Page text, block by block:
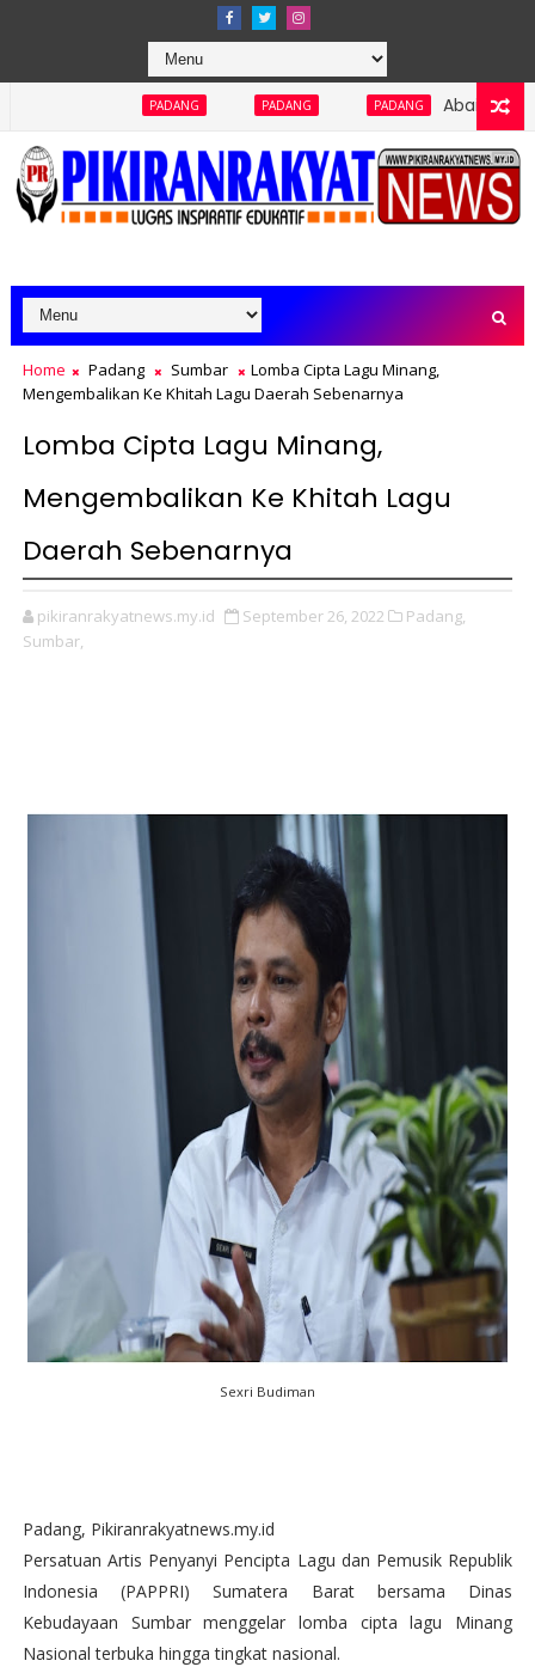
PADANG PADANG Abaikan
Home Padang Sumbar
Lomba Cipta Lagu Minang,
Mengembalikan Ke Khitah Lagu Daerah Sebenarnya
Lomba Cipta Lagu Minang,
Mengembalikan Ke Khitah Lagu
Daerah Sebenarnya
pikiranrakyatnews.my.id September 26, 2022
Padang,
Sumbar,
Sexri Budiman
Padang, Pikiranrakyatnews.my.id
Persatuan Artis Penyanyi Pencipta Lagu dan Pemusik Republik
Indonesia (PAPPRI) Sumatera Barat bersama Dinas
Kebudayaan Sumbar menggelar lomba cipta lagu Minang
Nasional terbuka hingga tingkat nasional.